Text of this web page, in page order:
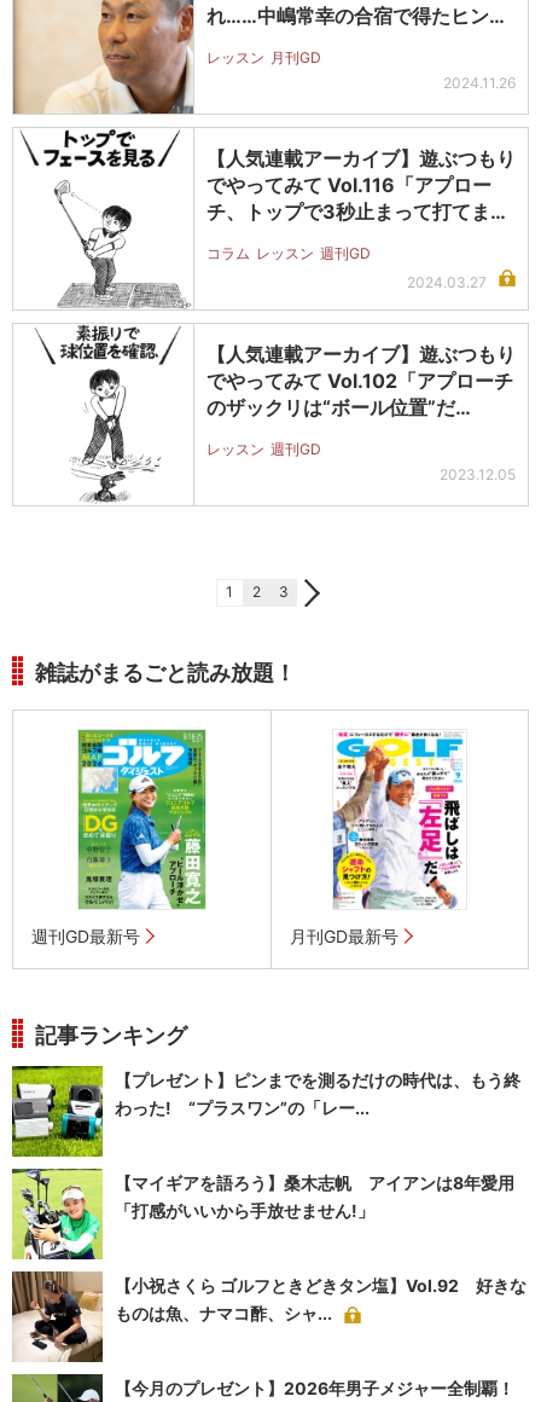
れ……中嶋常幸の合宿で得たヒント
レッスン 月刊GD
2024.11.26
【人気連載アーカイブ】遊ぶつもり
でやってみて Vol.116「アプロー
チ、トップで3秒止まって打てま…
コラム レッスン 週刊GD
2024.03.27
【人気連載アーカイブ】遊ぶつもり
でやってみて Vol.102「アプローチ
のザックリは“ボール位置”だ…
レッスン 週刊GD
2023.12.05
1 2 3
雑誌がまるごと読み放題！
週刊GD最新号 月刊GD最新号
記事ランキング
【プレゼント】ピンまでを測るだけの時代は、もう終
わった! “プラスワン”の「レー...
【マイギアを語ろう】桑木志帆 アイアンは8年愛用
「打感がいいから手放せません!」
【小祝さくら ゴルフときどきタン塩】Vol.92 好きな
ものは魚、ナマコ酢、シャ...
【今月のプレゼント】2026年男子メジャー全制覇！